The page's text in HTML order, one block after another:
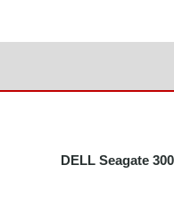
DELL Seagate